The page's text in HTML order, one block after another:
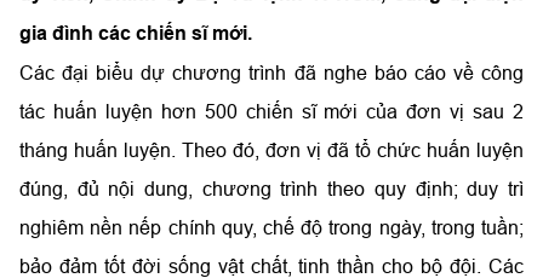
gia đình các chiến sĩ mới.
Các đại biểu dự chương trình đã nghe báo cáo về công
tác huấn luyện hơn 500 chiến sĩ mới của đơn vị sau 2
tháng huấn luyện. Theo đó, đơn vị đã tổ chức huấn luyện
đúng, đủ nội dung, chương trình theo quy định; duy trì
nghiêm nền nếp chính quy, chế độ trong ngày, trong tuần;
bảo đảm tốt đời sống vật chất, tinh thần cho bộ đội. Các